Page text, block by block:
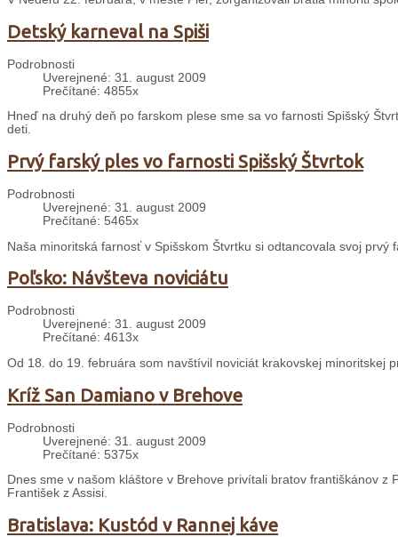
Detský karneval na Spiši
Podrobnosti
Uverejnené: 31. august 2009
Prečítané: 4855x
Hneď na druhý deň po farskom plese sme sa vo farnosti Spišský
deti.
Prvý farský ples vo farnosti Spišský Štvrtok
Podrobnosti
Uverejnené: 31. august 2009
Prečítané: 5465x
Naša minoritská farnosť v Spišskom Štvrtku si odtancovala svoj
Poľsko: Návšteva noviciátu
Podrobnosti
Uverejnené: 31. august 2009
Prečítané: 4613x
Od 18. do 19. februára som navštívil noviciát krakovskej minoritskej
Kríž San Damiano v Brehove
Podrobnosti
Uverejnené: 31. august 2009
Prečítané: 5375x
Dnes sme v našom kláštore v Brehove privítali bratov františkánov
František z Assisi.
Bratislava: Kustód v Rannej káve